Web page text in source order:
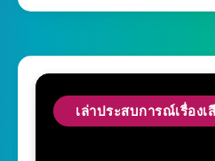
เล่าประสบการณ์เรื่องเ